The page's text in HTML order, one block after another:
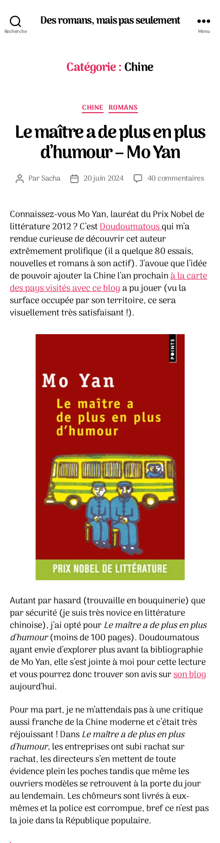
Recherche
Des romans, mais pas seulement
Menu
Catégorie :Chine
Catégories
CHINE ROMANS
Le maître a de plus en plus
d’humour – Mo Yan
Auteur
ParSacha
Date20 juin 2024 40 commentairessur
a
–
Connaissez-vous Mo Yan, lauréat du Prix Nobel de
littérature 2012 ? C’estDoudoumatousqui m’a
rendue curieuse de découvrir cet auteur
extrêmement prolifique (il a quelque 80 essais,
nouvelles et romans à son actif). J’avoue que l’idée
de pouvoir ajouter la Chine l’an prochainà la carte
des pays visités avec ce bloga pu jouer (vu la
surface occupée par son territoire, ce sera
visuellement très satisfaisant !).
Autant par hasard (trouvaille en bouquinerie) que
par sécurité (je suis très novice en littérature
chinoise), j’ai opté pour Le maître a de plus en plus
d’humour(moins de 100 pages). Doudoumatous
ayant envie d’explorer plus avant la bibliographie
de Mo Yan, elle s’est jointe à moi pour cette lecture
et vous pourrez donc trouver son avis surson blog
aujourd’hui.
Pour ma part, je ne m’attendais pas à une critique
aussi franche de la Chine moderne et c’était très
réjouissant ! Dans Le maître a de plus en plus
d’humour, les entreprises ont subi rachat sur
rachat, les directeurs s’en mettent de toute
évidence plein les poches tandis que même les
ouvriers modèles se retrouvent à la porte du jour
au lendemain. Les chômeurs sont livrés à eux-
mêmes et la police est corrompue, bref ce n’est pas
la joie dans la République populaire.